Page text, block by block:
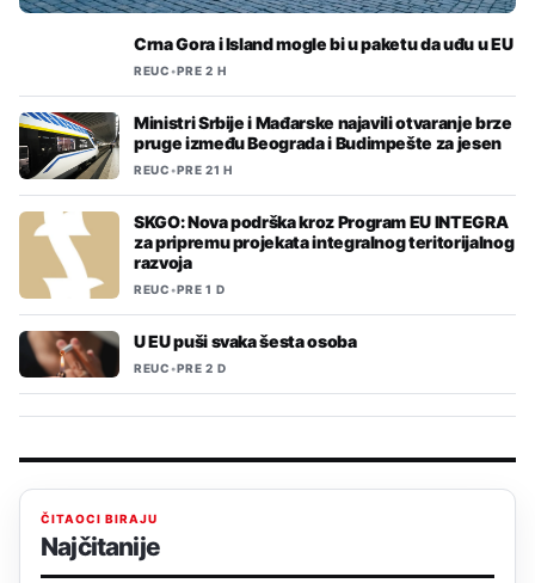
Crna Gora i Island mogle bi u paketu da uđu u EU
REUC•PRE 2 H
Ministri Srbije i Mađarske najavili otvaranje brze
pruge između Beograda i Budimpešte za jesen
REUC•PRE 21 H
SKGO: Nova podrška kroz Program EU INTEGRA
za pripremu projekata integralnog teritorijalnog
razvoja
REUC•PRE 1 D
U EU puši svaka šesta osoba
REUC•PRE 2 D
ČITAOCI BIRAJU
Najčitanije